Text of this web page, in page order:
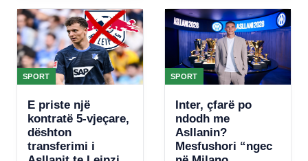
plani për të vrarë
Leo Messin
SPORT
E priste një
kontratë 5-vjeçare,
dështon
transferimi i
SPORT
Inter, çfarë po
ndodh me
Asllanin?
Mesfushori “ngec